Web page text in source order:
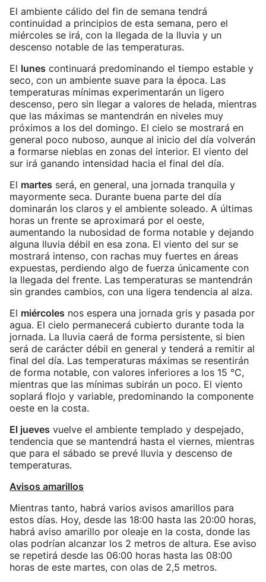
El ambiente cálido del fin de semana tendrá
continuidad a principios de esta semana, pero el
miércoles se irá, con la llegada de la lluvia y un
descenso notable de las temperaturas.
El lunes continuará predominando el tiempo estable y
seco, con un ambiente suave para la época. Las
temperaturas mínimas experimentarán un ligero
descenso, pero sin llegar a valores de helada, mientras
que las máximas se mantendrán en niveles muy
próximos a los del domingo. El cielo se mostrará en
general poco nuboso, aunque al inicio del día volverán
a formarse nieblas en zonas del interior. El viento del
sur irá ganando intensidad hacia el final del día.
El martes será, en general, una jornada tranquila y
mayormente seca. Durante buena parte del día
dominarán los claros y el ambiente soleado. A últimas
horas un frente se aproximará por el oeste,
aumentando la nubosidad de forma notable y dejando
alguna lluvia débil en esa zona. El viento del sur se
mostrará intenso, con rachas muy fuertes en áreas
expuestas, perdiendo algo de fuerza únicamente con
la llegada del frente. Las temperaturas se mantendrán
sin grandes cambios, con una ligera tendencia al alza.
El miércoles nos espera una jornada gris y pasada por
agua. El cielo permanecerá cubierto durante toda la
jornada. La lluvia caerá de forma persistente, si bien
será de carácter débil en general y tenderá a remitir al
final del día. Las temperaturas máximas se resentirán
de forma notable, con valores inferiores a los 15 °C,
mientras que las mínimas subirán un poco. El viento
soplará flojo y variable, predominando la componente
oeste en la costa.
El jueves vuelve el ambiente templado y despejado,
tendencia que se mantendrá hasta el viernes, mientras
que para el sábado se prevé lluvia y descenso de
temperaturas.
Avisos amarillos
Mientras tanto, habrá varios avisos amarillos para
estos días. Hoy, desde las 18:00 hasta las 20:00 horas,
habrá aviso amarillo por oleaje en la costa, donde las
olas podrían alcanzar los 2 metros de altura. Ese aviso
se repetirá desde las 06:00 horas hasta las 08:00
horas de este martes, con olas de 2,5 metros.